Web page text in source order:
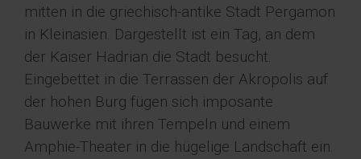
mitten in die griechisch-antike Stadt Pergamon
in Kleinasien. Dargestellt ist ein Tag, an dem
der Kaiser Hadrian die Stadt besucht.
Eingebettet in die Terrassen der Akropolis auf
der hohen Burg fügen sich imposante
Bauwerke mit ihren Tempeln und einem
Amphie-Theater in die hügelige Landschaft ein.